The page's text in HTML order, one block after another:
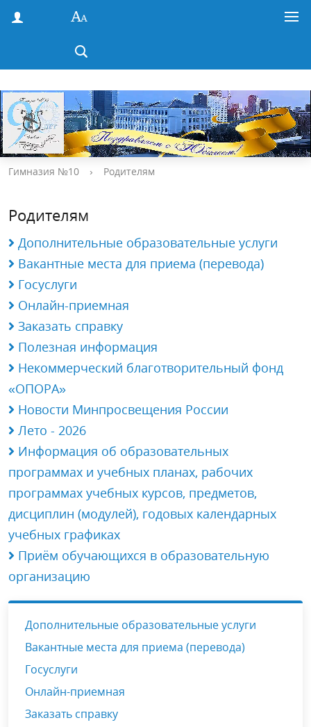
Гимназия №10 › Родителям
Родителям
Дополнительные образовательные услуги
Вакантные места для приема (перевода)
Госуслуги
Онлайн-приемная
Заказать справку
Полезная информация
Некоммерческий благотворительный фонд
«ОПОРА»
Новости Минпросвещения России
Лето - 2026
Информация об образовательных
программах и учебных планах, рабочих
программах учебных курсов, предметов,
дисциплин (модулей), годовых календарных
учебных графиках
Приём обучающихся в образовательную
организацию
Дополнительные образовательные услуги
Вакантные места для приема (перевода)
Госуслуги
Онлайн-приемная
Заказать справку